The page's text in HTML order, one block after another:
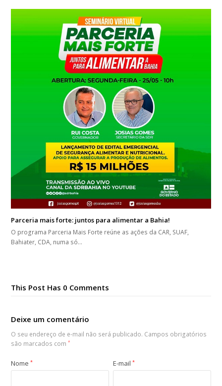
Parceria mais forte: juntos para alimentar a Bahia!
O programa Parceria Mais Forte reúne as ações da CAR, SUAF,
Bahiater, CDA, numa só…
This Post Has 0 Comments
Deixe um comentário
O seu endereço de e-mail não será publicado. Campos obrigatórios
são marcados com*
Nome* E-mail*